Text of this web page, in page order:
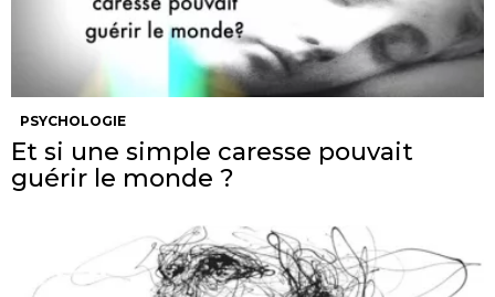
PSYCHOLOGIE
Et si une simple caresse pouvait
guérir le monde ?